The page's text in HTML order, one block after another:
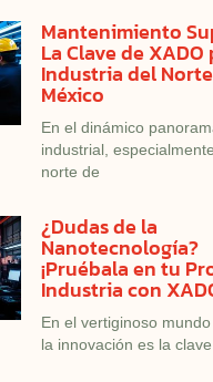
Mantenimiento
La Clave de XADO
Industria del
México
En el dinámico
industrial,
norte de
¿Dudas de la
Nanotecnología?
¡Pruébala en tu
Industria con
En el vertiginoso mundo
la innovación es la clave